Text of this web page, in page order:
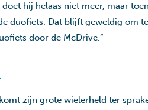
hij helaas niet meer, maar
duofiets. Dat blijft geweldig om
door de McDrive.”
zijn grote wielerheld ter